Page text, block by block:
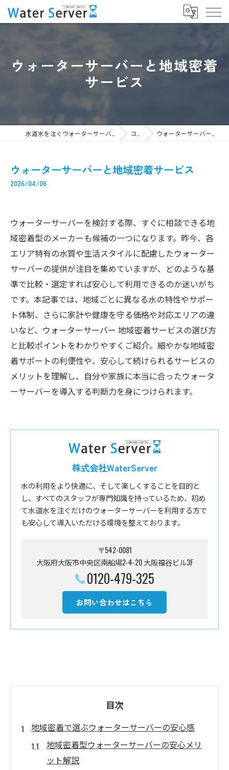
ウォーターサーバーと地域密着
サービス
コラム ウォーターサーバーと地域密着サービス
ウォーターサーバーと地域密着サービス
2026/04/06
ウォーターサーバーを検討する際、すぐに相談できる地
域密着型のメーカーも候補の一つになります。昨今、各
エリア特有の水質や生活スタイルに配慮したウォーター
サーバーの提供が注目を集めていますが、どのような基
準で比較・選定すれば安心して利用できるのか迷いがち
です。本記事では、地域ごとに異なる水の特性やサポー
ト体制、さらに家計や健康を守る価格や対応エリアの違
いなど、ウォーターサーバー 地域密着サービスの選び方
と比較ポイントをわかりやすくご紹介。細やかな地域密
着サポートの利便性や、安心して続けられるサービスの
メリットを理解し、自分や家族に本当に合ったウォータ
ーサーバーを導入する判断力を身につけられます。
株式会社WaterServer
水の利用をより快適に、そして楽しくすることを目的と
し、すべてのスタッフが専門知識を持っているため、初め
て水道水を注ぐだけのウォーターサーバーを利用する方で
も安心して導入いただける環境を整えております。
〒542-0081
大阪府大阪市中央区南船場2-4-20 大阪福谷ビル3F
0120-479-325
お問い合わせはこちら
目次
地域密着で選ぶウォーターサーバーの安心感
地域密着型ウォーターサーバーの安心メリ
ット解説